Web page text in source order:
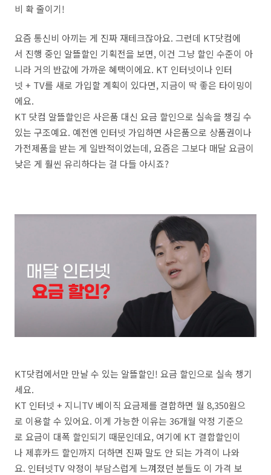
비 확 줄이기!
요즘 통신비 아끼는 게 진짜 재테크잖아요. 그런데 KT닷컴에
서 진행 중인 알뜰할인 기획전을 보면, 이건 그냥 할인 수준이 아
니라 거의 반값에 가까운 혜택이에요. KT 인터넷이나 인터
넷 + TV를 새로 가입할 계획이 있다면, 지금이 딱 좋은 타이밍이
에요.
KT 닷컴 알뜰할인은 사은품 대신 요금 할인으로 실속을 챙길 수
있는 구조예요. 예전엔 인터넷 가입하면 사은품으로 상품권이나
가전제품을 받는 게 일반적이었는데, 요즘은 그보다 매달 요금이
낮은 게 훨씬 유리하다는 걸 다들 아시죠?
KT닷컴에서만 만날 수 있는 알뜰할인! 요금 할인으로 실속 챙기
세요.
KT 인터넷 + 지니TV 베이직 요금제를 결합하면 월 8,350원으
로 이용할 수 있어요. 이게 가능한 이유는 36개월 약정 기준으
로 요금이 대폭 할인되기 때문인데요, 여기에 KT 결합할인이
나 제휴카드 할인까지 더하면 진짜 말도 안 되는 가격이 나와
요. 인터넷TV 약정이 부담스럽게 느껴졌던 분들도 이 가격 보